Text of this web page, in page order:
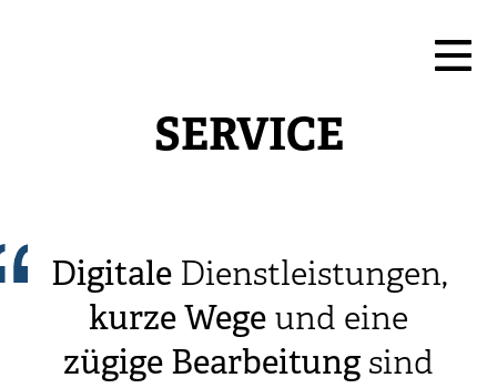
SERVICE
DigitaleDienstleistungen,
kurzeWege und eine
zügige Bearbeitung sind